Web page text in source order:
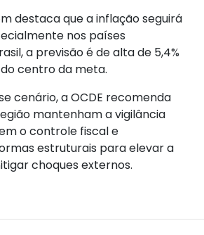
destaca que a inflação seguirá
nos países
a previsão é de alta de 5,4%
centro da meta.
cenário, a OCDE recomenda
mantenham a vigilância
o controle fiscal e
estruturais para elevar a
choques externos.